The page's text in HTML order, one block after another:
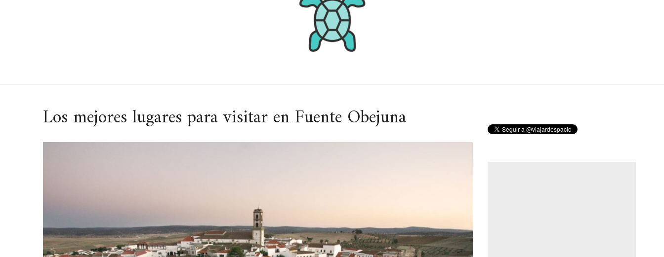
Los mejores lugares para visitar en Fuente Obejuna